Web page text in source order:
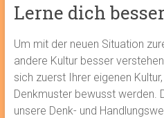
Lerne dich
Um mit der neuen Situation
andere Kultur besser
sich zuerst Ihrer eigenen
Denkmuster bewusst werden.
unsere Denk- und